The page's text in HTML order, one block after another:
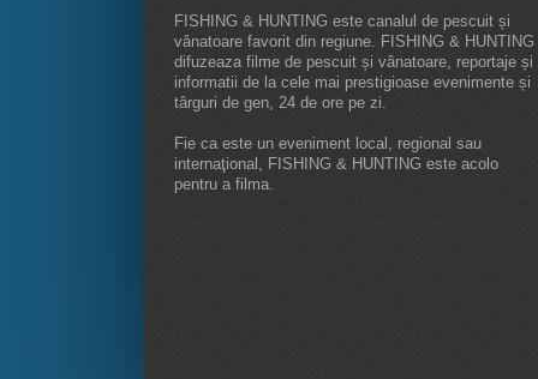
FISHING & HUNTING este canalul de pescuit și
vânatoare favorit din regiune. FISHING & HUNTING
difuzeaza filme de pescuit și vânatoare, reportaje și
informatii de la cele mai prestigioase evenimente și
târguri de gen, 24 de ore pe zi.
Fie ca este un eveniment local, regional sau
internaţional, FISHING & HUNTING este acolo
pentru a filma.